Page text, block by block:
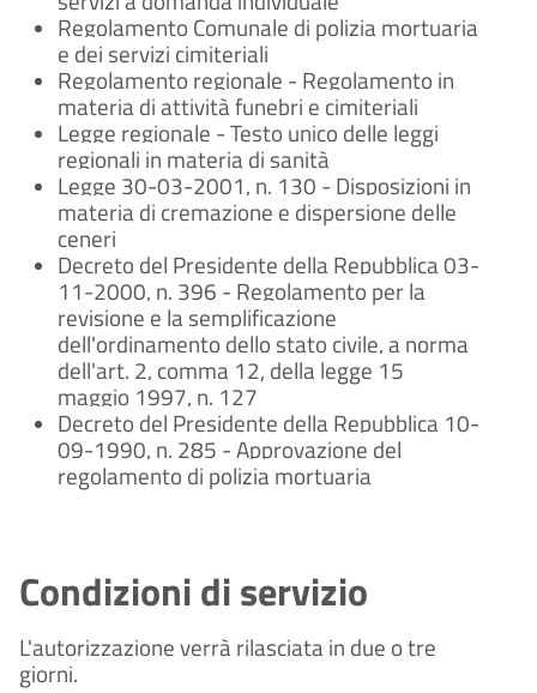
Regolamento Comunale di polizia mortuaria
e dei servizi cimiteriali
Regolamento regionale - Regolamento in
materia di attività funebri e cimiteriali
Legge regionale - Testo unico delle leggi
regionali in materia di sanità
Legge 30-03-2001, n. 130 - Disposizioni in
materia di cremazione e dispersione delle
ceneri
Decreto del Presidente della Repubblica 03-
11-2000, n. 396 - Regolamento per la
revisione e la semplificazione
dell'ordinamento dello stato civile, a norma
dell'art. 2, comma 12, della legge 15
maggio 1997, n. 127
Decreto del Presidente della Repubblica 10-
09-1990, n. 285 - Approvazione del
regolamento di polizia mortuaria
Condizioni di servizio
L'autorizzazione verrà rilasciata in due o tre
giorni.